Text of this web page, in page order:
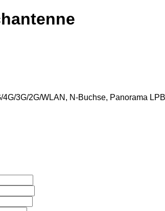
3G/2G/WLAN, N-Buchse, Panorama